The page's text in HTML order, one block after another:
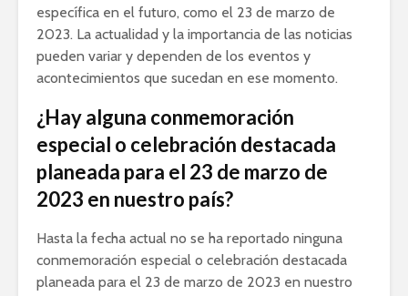
específica en el futuro, como el 23 de marzo de
2023. La actualidad y la importancia de las noticias
pueden variar y dependen de los eventos y
acontecimientos que sucedan en ese momento.
¿Hay alguna conmemoración
especial o celebración destacada
planeada para el 23 de marzo de
2023 en nuestro país?
Hasta la fecha actual no se ha reportado ninguna
conmemoración especial o celebración destacada
planeada para el 23 de marzo de 2023 en nuestro